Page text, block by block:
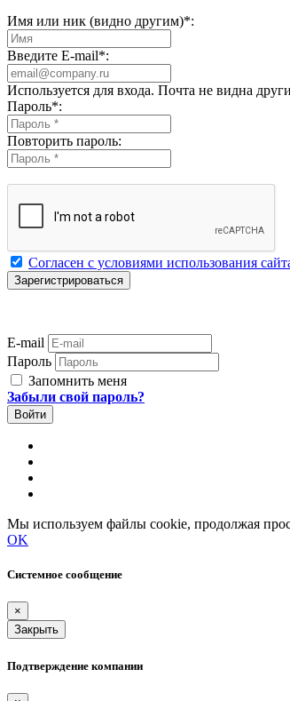
Имя или ник (видно другим)*:
Введите E-mail*:
Используется для входа. Почта не видна
Пароль*:
Повторить пароль:
Согласен с условиями использования
E-mail
Пароль
Запомнить меня
Забыли свой пароль?
Мы используем файлы cookie, продолжая
OK
Системное сообщение
×
Закрыть
Подтверждение компании